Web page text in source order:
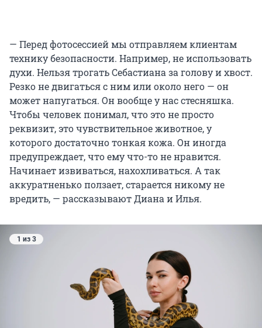
— Перед фотосессией мы отправляем клиентам
технику безопасности. Например, не использовать
духи. Нельзя трогать Себастиана за голову и хвост.
Резко не двигаться с ним или около него — он
может напугаться. Он вообще у нас стесняшка.
Чтобы человек понимал, что это не просто
реквизит, это чувствительное животное, у
которого достаточно тонкая кожа. Он иногда
предупреждает, что ему что-то не нравится.
Начинает извиваться, нахохливаться. А так
аккуратненько ползает, старается никому не
вредить, — рассказывают Диана и Илья.
1 из 3